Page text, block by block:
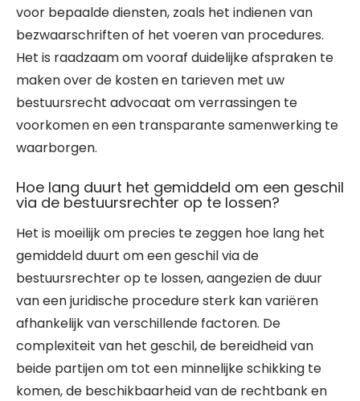
voor bepaalde diensten, zoals het indienen van
bezwaarschriften of het voeren van procedures.
Het is raadzaam om vooraf duidelijke afspraken te
maken over de kosten en tarieven met uw
bestuursrecht advocaat om verrassingen te
voorkomen en een transparante samenwerking te
waarborgen.
Hoe lang duurt het gemiddeld om een geschil
via de bestuursrechter op te lossen?
Het is moeilijk om precies te zeggen hoe lang het
gemiddeld duurt om een geschil via de
bestuursrechter op te lossen, aangezien de duur
van een juridische procedure sterk kan variëren
afhankelijk van verschillende factoren. De
complexiteit van het geschil, de bereidheid van
beide partijen om tot een minnelijke schikking te
komen, de beschikbaarheid van de rechtbank en